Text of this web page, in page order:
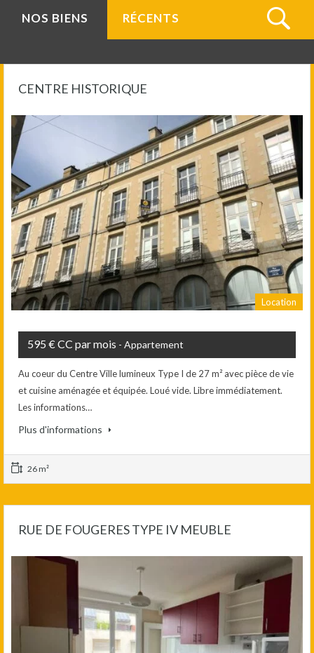
NOS BIENS RÉCENTS
CENTRE HISTORIQUE
Location
595 € CC par mois - Appartement
Au coeur du Centre Ville lumineux Type I de 27 m² avec pièce de vie
et cuisine aménagée et équipée. Loué vide. Libre immédiatement.
Les informations…
Plus d'informations
26 m²
RUE DE FOUGERES TYPE IV MEUBLE